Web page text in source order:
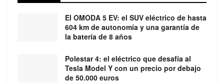
El OMODA 5 EV: el SUV eléctrico de hasta
604 km de autonomía y una garantía de
la batería de 8 años
Polestar 4: el eléctrico que desafía al
Tesla Model Y con un precio por debajo
de 50.000 euros